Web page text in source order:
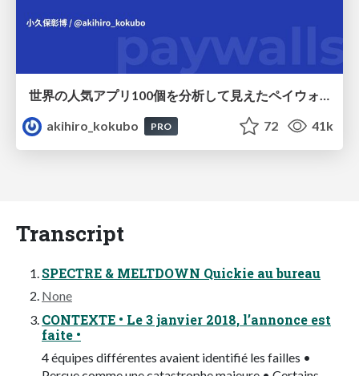
akihiro_kokubo
PRO 72 41k
Transcript
SPECTRE & MELTDOWN Quickie au bureau
None
CONTEXTE • Le 3 janvier 2018, l’annonce est
faite •
4 équipes différentes avaient identifié les failles •